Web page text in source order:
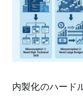
内製化のハード